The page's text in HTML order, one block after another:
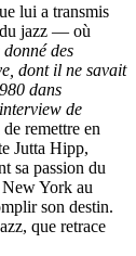
lui a transmis
du jazz — où
donné des
dont il ne savait
dans
de
remettre en
Jutta Hipp,
sa passion du
York au
son destin.
que retrace